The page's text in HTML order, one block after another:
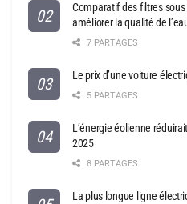
Comparatif des filtres
améliorer la qualité de
7 PARTAGES
Le prix d’une voiture
5 PARTAGES
L’énergie éolienne
2025
8 PARTAGES
La plus longue ligne